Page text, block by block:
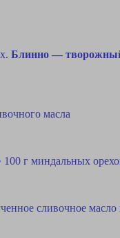
Блинно —
масла
г миндальных
сливочное